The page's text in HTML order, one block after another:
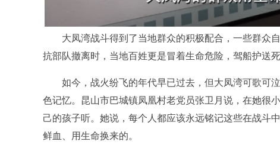
大凤湾战斗得到了当地群众的积极配合，一些群众
抗部队撤离时，当地百姓更是冒着生命危险，驾船护送
如今，战火纷飞的年代早已过去，但大凤湾可歌可
色记忆。昆山市巴城镇凤凰村老党员张卫月说，在她很
己的孩子听。她说，每个人都应该永远铭记这些在战斗
鲜血、用生命换来的。